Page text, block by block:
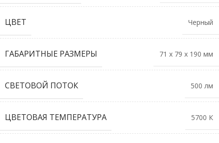
ЦВЕТ Черный
ГАБАРИТНЫЕ РАЗМЕРЫ 71 х 79 х 190 мм
СВЕТОВОЙ ПОТОК 500 лм
ЦВЕТОВАЯ ТЕМПЕРАТУРА 5700 К